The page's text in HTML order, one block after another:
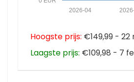
2026-04
Hoogste prijs: €149,99 - 22
Laagste prijs: €109,98 - 7